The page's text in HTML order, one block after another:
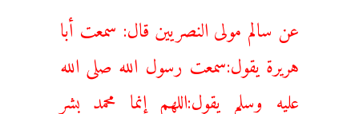
عن ‌سالم مولى النصريين قال: سمعت ‌أبا
هريرة يقول:سمعت رسول الله صلى الله
عليه وسلم يقول:اللهم إنما محمد بشر